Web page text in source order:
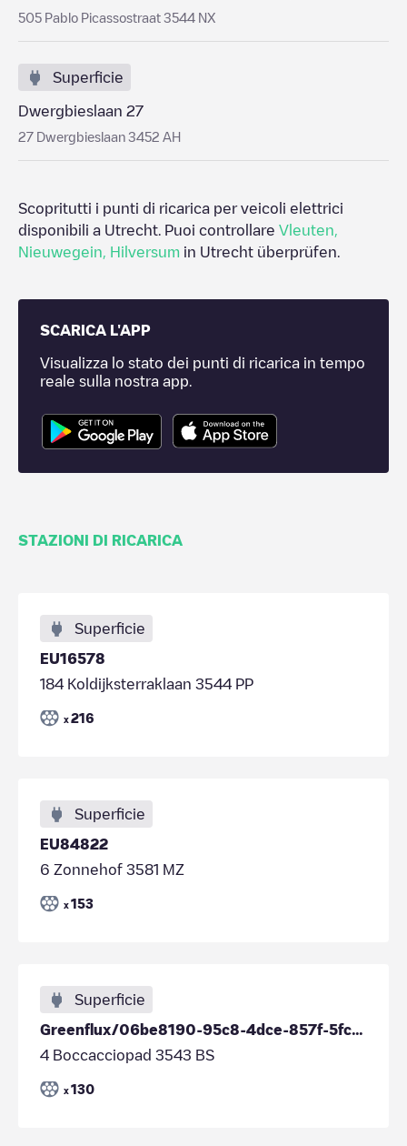
505 Pablo Picassostraat 3544 NX
Superficie
Dwergbieslaan 27
27 Dwergbieslaan 3452 AH
Scopritutti i punti di ricarica per veicoli elettrici
disponibili a Utrecht . Puoi controllare Vleuten
Nieuwegein
Hilversum in Utrecht überprüfen.
SCARICA L'APP
Visualizza lo stato dei punti di ricarica in tempo
reale sulla nostra app.
STAZIONI DI RICARICA
Superficie
EU16578
184 Koldijksterraklaan 3544 PP
x 216
Superficie
EU84822
6 Zonnehof 3581 MZ
x 153
Superficie
Greenflux/06be8190-95c8-4dce-857f-5fc851638958
4 Boccacciopad 3543 BS
x 130